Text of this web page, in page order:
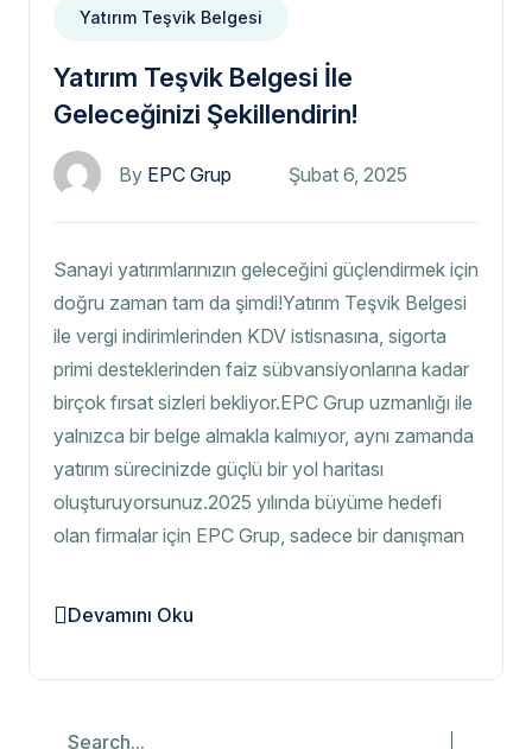
Yatırım Teşvik Belgesi
Yatırım Teşvik Belgesi İle
Geleceğinizi Şekillendirin!
By EPC Grup Şubat 6, 2025
Sanayi yatırımlarınızın geleceğini güçlendirmek için
doğru zaman tam da şimdi!Yatırım Teşvik Belgesi
ile vergi indirimlerinden KDV istisnasına, sigorta
primi desteklerinden faiz sübvansiyonlarına kadar
birçok fırsat sizleri bekliyor.EPC Grup uzmanlığı ile
yalnızca bir belge almakla kalmıyor, aynı zamanda
yatırım sürecinizde güçlü bir yol haritası
oluşturuyorsunuz.2025 yılında büyüme hedefi
olan firmalar için EPC Grup, sadece bir danışman
Devamını Oku